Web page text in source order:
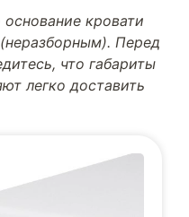
кровати
Перед
что габариты
легко доставить